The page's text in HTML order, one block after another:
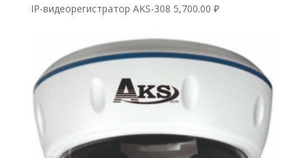
IP-видеорегистратор AKS-308 5,700.00 ₽